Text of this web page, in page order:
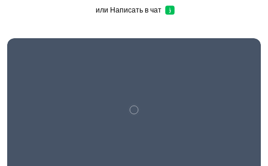
или Написать в чат